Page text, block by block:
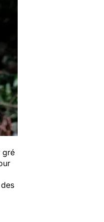
gré